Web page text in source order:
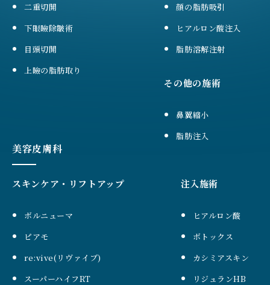
二重切開
下眼瞼除皺術
目頭切開
上瞼の脂肪取り
顔の脂肪吸引
ヒアルロン酸注入
脂肪溶解注射
その他の施術
鼻翼縮小
脂肪注入
美容皮膚科
スキンケア・リフトアップ
ボルニューマ
ピアモ
re:vive(リヴァイブ)
スーパーハイフRT
注入施術
ヒアルロン酸
ボトックス
カシミアスキン
リジュランHB